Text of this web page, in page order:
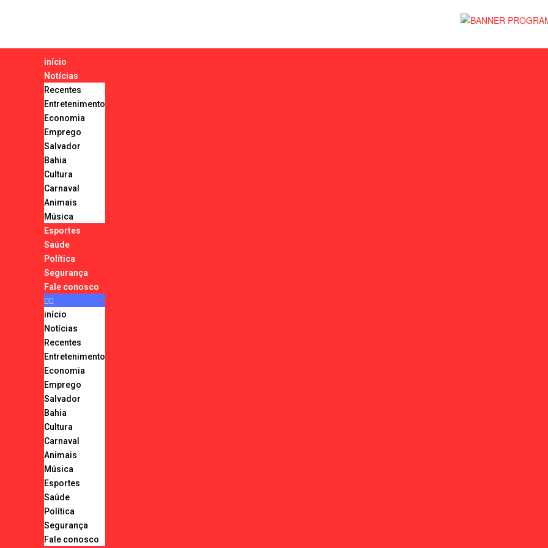
início
Notícias
Recentes
Entretenimento
Economia
Emprego
Salvador
Bahia
Cultura
Carnaval
Animais
Música
Esportes
Saúde
Política
Segurança
Fale conosco
início
Notícias
Recentes
Entretenimento
Economia
Emprego
Salvador
Bahia
Cultura
Carnaval
Animais
Música
Esportes
Saúde
Política
Segurança
Fale conosco